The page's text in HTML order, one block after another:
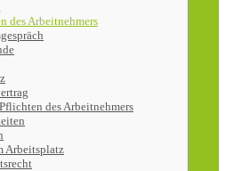
des Arbeitnehmers
des Arbeitnehmers
Arbeitsplatz